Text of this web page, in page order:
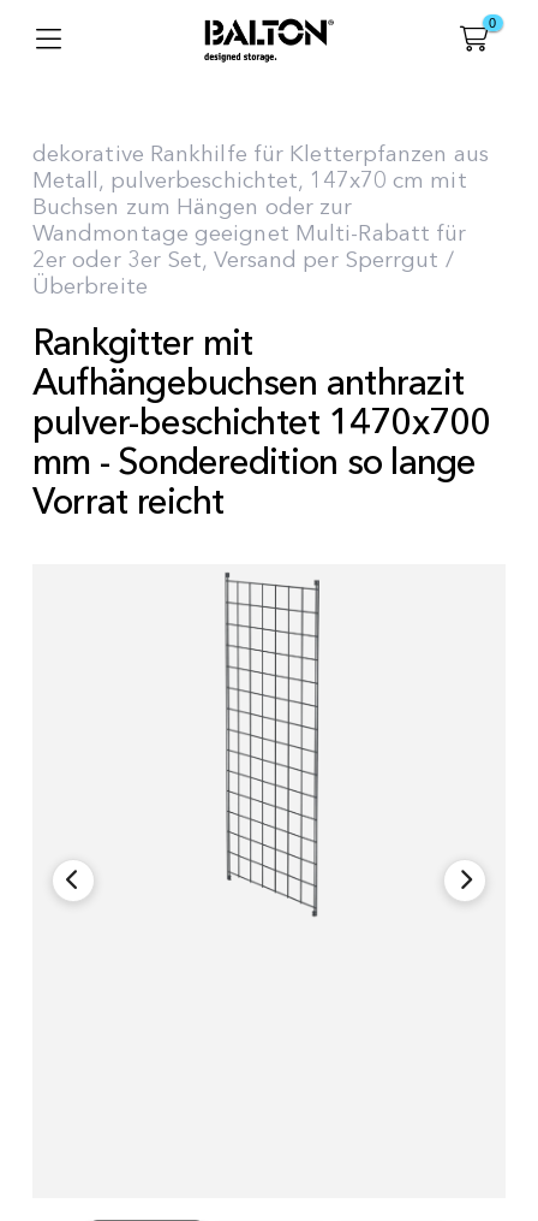
0
dekorative Rankhilfe für Kletterpfanzen aus
Metall, pulverbeschichtet, 147x70 cm mit
Buchsen zum Hängen oder zur
Wandmontage geeignet Multi-Rabatt für
2er oder 3er Set, Versand per Sperrgut /
Überbreite
Rankgitter mit
Aufhängebuchsen anthrazit
pulver-beschichtet 1470x700
mm - Sonderedition so lange
Vorrat reicht